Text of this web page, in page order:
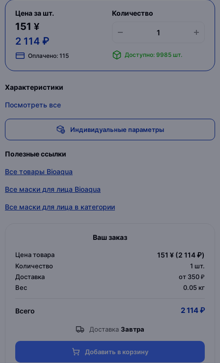
Цена за шт.
151 ¥
2 114 ₽
Оплачено: 115
Количество
Доступно: 9985 шт.
Характеристики
Посмотреть все
Индивидуальные параметры
Полезные ссылки
Все товары Bioaqua
Все маски для лица Bioaqua
Все маски для лица в категории
Ваш заказ
Цена товара 151 ¥ (2 114 ₽)
Количество 1 шт.
Доставка
от 350 ₽
Вес
0.05 кг
Всего 2 114 ₽
Доставка Завтра
Добавить в корзину